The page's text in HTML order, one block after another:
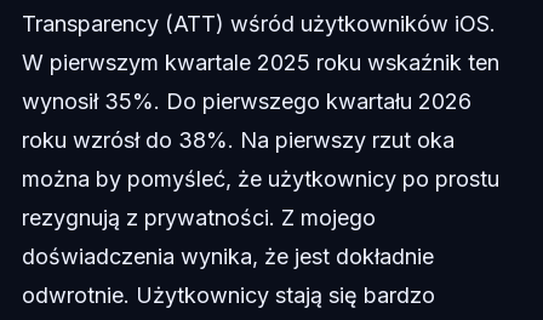
Transparency (ATT) wśród użytkowników iOS.
W pierwszym kwartale 2025 roku wskaźnik ten
wynosił 35%. Do pierwszego kwartału 2026
roku wzrósł do 38%. Na pierwszy rzut oka
można by pomyśleć, że użytkownicy po prostu
rezygnują z prywatności. Z mojego
doświadczenia wynika, że jest dokładnie
odwrotnie. Użytkownicy stają się bardzo